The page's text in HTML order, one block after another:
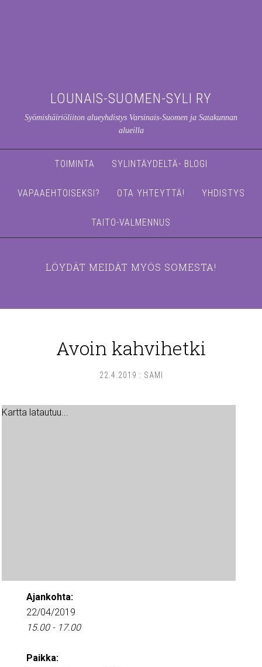
LOUNAIS-SUOMEN-SYLI RY
Syömishäiriöliiton alueyhdistys Varsinais-Suomen ja Satakunnan
alueilla
TOIMINTA SYLINTÄYDELTÄ- BLOGI
VAPAAEHTOISEKSI? OTA YHTEYTTÄ! YHDISTYS
TAITO-VALMENNUS
LÖYDÄT MEIDÄT MYÖS SOMESTA!
Avoin kahvihetki
22.4.2019 : SAMI
Kartta latautuu...
Ajankohta:
22/04/2019
15.00 - 17.00
Paikka: